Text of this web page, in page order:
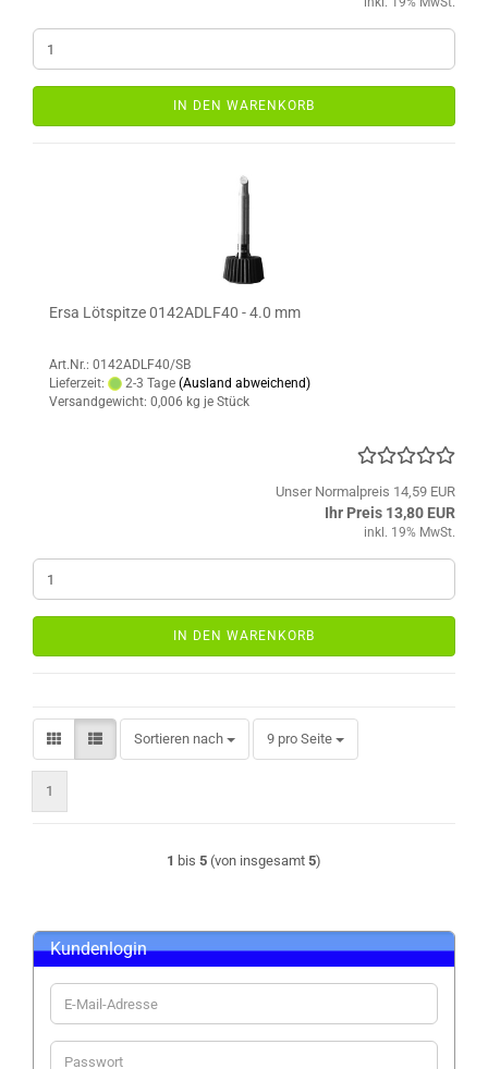
IN DEN WARENKORB
Ersa Lötspitze 0142ADLF40 - 4.0 mm
Art.Nr.: 0142ADLF40/SB
Lieferzeit:
2-3 Tage (Ausland abweichend)
Versandgewicht: 0,006 kg je Stück
Unser Normalpreis 14,59 EUR
Ihr Preis 13,80 EUR
inkl. 19% MwSt.
IN DEN WARENKORB
Sortieren nach
Sortieren nach 9 pro Seite
pro Seite
1
1 bis 5 (von insgesamt 5)
Kundenlogin
E-
Mail-
Adresse
Passwort